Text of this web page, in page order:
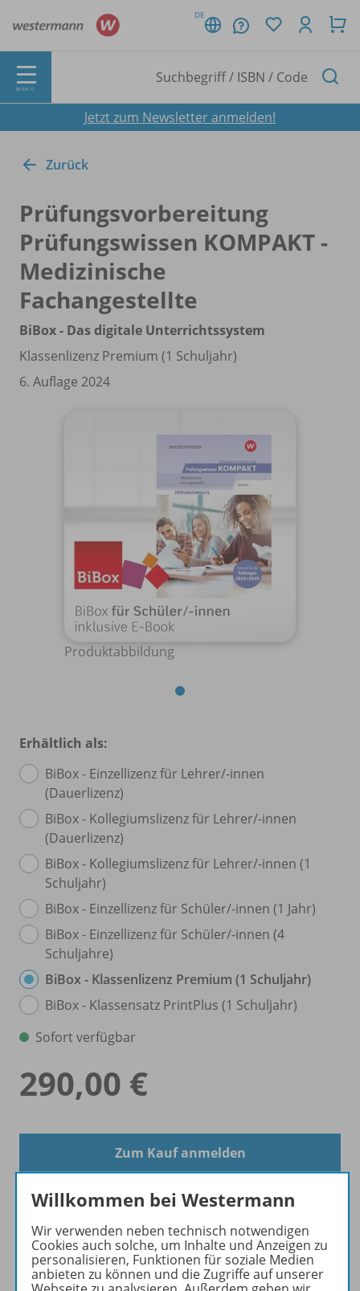
DE
MENÜ
Jetzt zum Newsletter anmelden!
Zurück
Prüfungsvorbereitung
Prüfungswissen KOMPAKT -
Medizinische
Fachangestellte
BiBox - Das digitale Unterrichtssystem
Klassenlizenz Premium (1 Schuljahr)
6. Auflage 2024
Produktabbildung
Erhältlich als:
BiBox - Einzellizenz für Lehrer/-innen
(Dauerlizenz)
BiBox - Kollegiumslizenz für Lehrer/-innen
(Dauerlizenz)
BiBox - Kollegiumslizenz für Lehrer/-innen (1
Schuljahr)
BiBox - Einzellizenz für Schüler/-innen (1 Jahr)
BiBox - Einzellizenz für Schüler/-innen (4
Schuljahre)
BiBox - Klassenlizenz Premium (1 Schuljahr)
BiBox - Klassensatz PrintPlus (1 Schuljahr)
Sofort verfügbar
290,00 €
Zum Kauf anmelden
Exklusiver Kundenkreis
Dieses Produkt darf nur von
Willkommen bei Westermann
Wir verwenden neben technisch notwendigen
Cookies auch solche, um Inhalte und Anzeigen zu
personalisieren, Funktionen für soziale Medien
anbieten zu können und die Zugriffe auf unserer